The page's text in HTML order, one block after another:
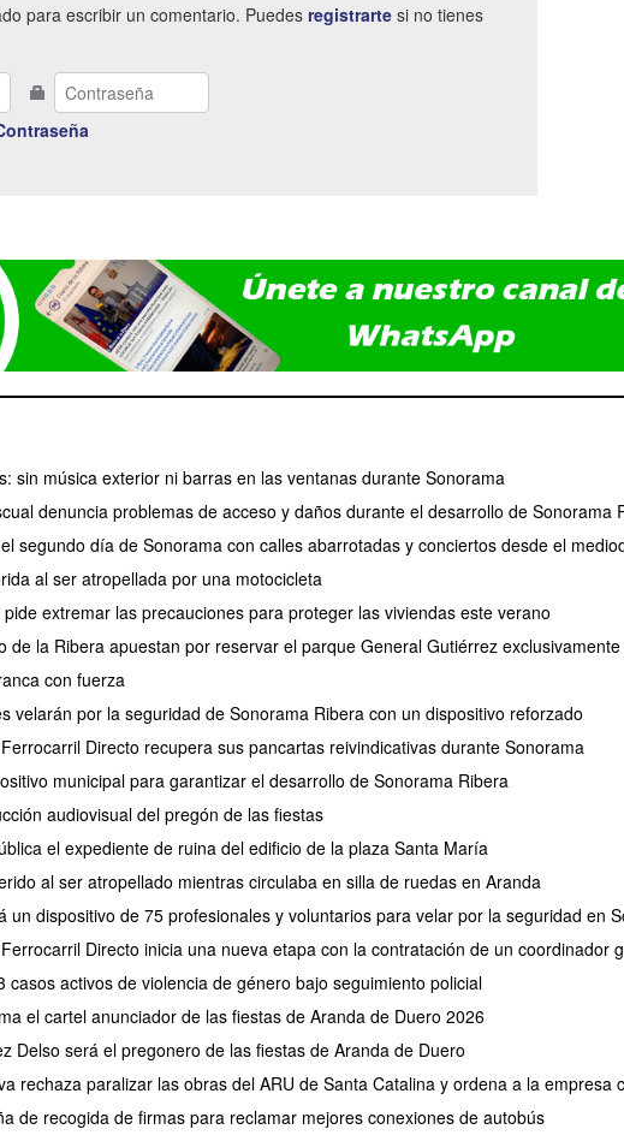
para escribir un comentario. Puedes registrarte si no tienes
sin música exterior ni barras en las ventanas durante Sonorama
denuncia problemas de acceso y daños durante el desarrollo de Sonorama
segundo día de Sonorama con calles abarrotadas y conciertos desde el
al ser atropellada por una motocicleta
extremar las precauciones para proteger las viviendas este verano
de la Ribera apuestan por reservar el parque General Gutiérrez
con fuerza
velarán por la seguridad de Sonorama Ribera con un dispositivo reforzado
Directo recupera sus pancartas reivindicativas durante Sonorama
municipal para garantizar el desarrollo de Sonorama Ribera
audiovisual del pregón de las fiestas
el expediente de ruina del edificio de la plaza Santa María
al ser atropellado mientras circulaba en silla de ruedas en Aranda
un dispositivo de 75 profesionales y voluntarios para velar por la seguridad en
Directo inicia una nueva etapa con la contratación de un coordinador
casos activos de violencia de género bajo seguimiento policial
el cartel anunciador de las fiestas de Aranda de Duero 2026
Delso será el pregonero de las fiestas de Aranda de Duero
rechaza paralizar las obras del ARU de Santa Catalina y ordena a la empresa
de recogida de firmas para reclamar mejores conexiones de autobús